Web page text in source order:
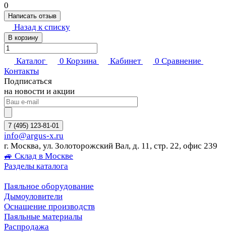
0
Написать отзыв
Назад к списку
В корзину
Каталог 0 Корзина Кабинет 0 Сравнение
Контакты
Подписаться
на новости и акции
7 (495) 123-81-01
info@argus-x.ru
г. Москва, ул. Золоторожский Вал, д. 11, стр. 22, офис 239
🚙 Склад в Москве
Разделы каталога
Паяльное оборудование
Дымоуловители
Оснащение производств
Паяльные материалы
Распродажа